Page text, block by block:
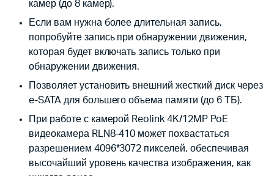
камер (до 8 камер).
Если вам нужна более длительная запись,
попробуйте запись при обнаружении движения,
которая будет включать запись только при
обнаружении движения.
Позволяет установить внешний жесткий диск через
e-SATA для большего объема памяти (до 6 ТБ).
При работе с камерой Reolink 4K/12MP PoE
видеокамера RLN8-410 может похвастаться
разрешением 4096*3072 пикселей, обеспечивая
высочайший уровень качества изображения, как